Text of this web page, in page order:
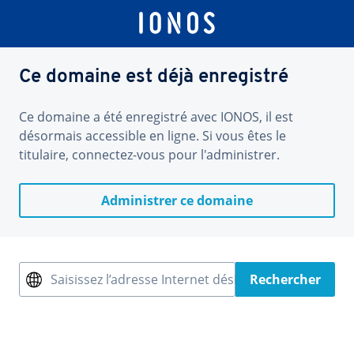
Ce domaine est déjà enregistré
Ce domaine a été enregistré avec IONOS, il est
désormais accessible en ligne. Si vous êtes le
titulaire, connectez-vous pour l'administrer.
Administrer ce domaine
Saisissez l’adresse Internet désiréeRechercher